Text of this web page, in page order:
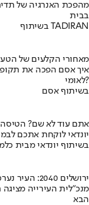
מהפכת האנרגיה של
בבית
בשיתוף TADIRAN
מאחורי הקלעים של
לאומי?
בשיתוף אסם
אתם עוד לא שם? הטיסה
יונדאי לוקחת אתכם
בשיתוף יונדאי מבית
ירושלים 2040: העיר נערכת ל- 1.5 מליון תושבים
מנכ"לית העירייה
הבא